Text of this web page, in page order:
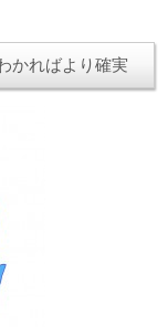
かればより確実